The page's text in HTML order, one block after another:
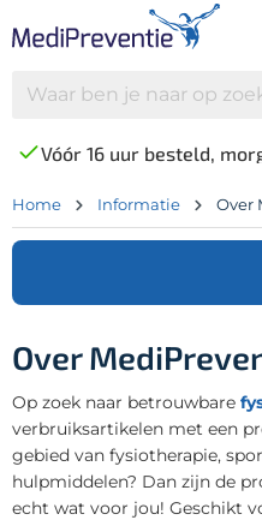
Vóór 16 uur besteld,
Home Informatie Over
Over
Op zoek naar betrouwbare
verbruiksartikelen met een
gebied van fysiotherapie,
hulpmiddelen? Dan zijn de
echt wat voor jou! Geschikt